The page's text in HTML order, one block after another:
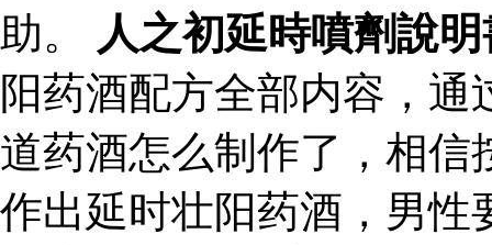
助。
人之初延時噴劑說
阳药酒配方全部内容，
道药酒怎么制作了，相信
作出延时壮阳药酒，男性